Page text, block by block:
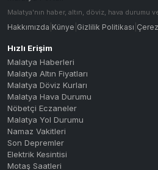
Bolu
Burdur
Bursa
Çanakkale
Çankırı
Çorum
Denizli
Diyarbakır
Malatya'nın haber, altın, döviz, hava durumu
Hakkımızda Künye Gizlilik Politikası
Hızlı Erişim
Malatya Haberleri
Malatya Altın Fiyatları
Malatya Döviz Kurları
Malatya Hava Durumu
Nöbetçi Eczaneler
Malatya Yol Durumu
Namaz Vakitleri
Son Depremler
Elektrik Kesintisi
Motaş Saatleri